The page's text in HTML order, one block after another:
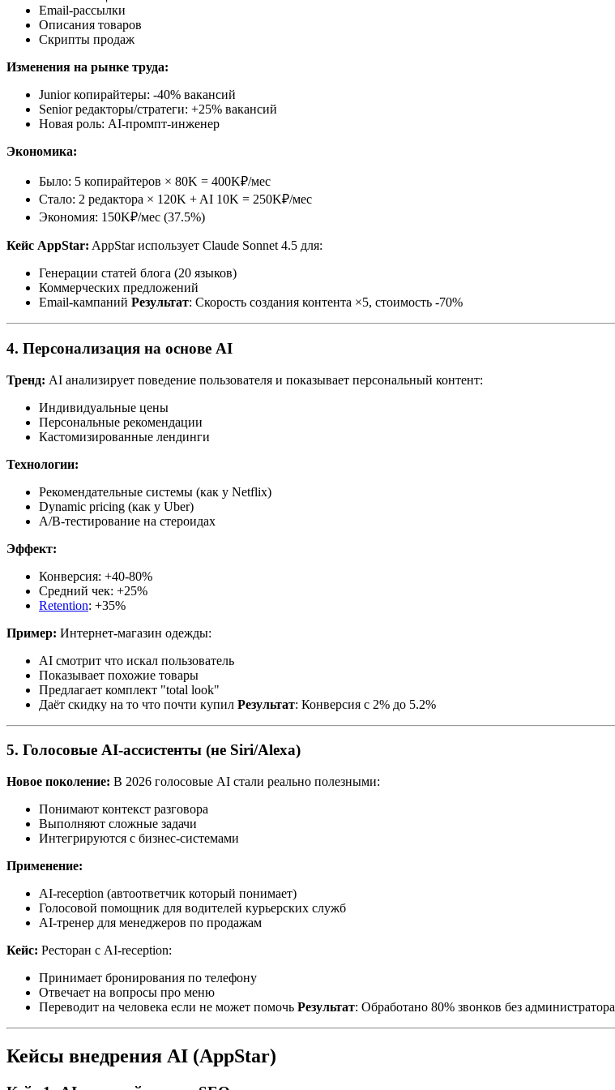
Email-рассылки
Описания товаров
Скрипты продаж
Изменения на рынке труда:
Junior копирайтеры: -40% вакансий
Senior редакторы/стратеги: +25% вакансий
Новая роль: AI-промпт-инженер
Экономика:
Было: 5 копирайтеров × 80K = 400K₽/мес
Стало: 2 редактора × 120K + AI 10K = 250K₽/мес
Экономия: 150K₽/мес (37.5%)
Кейс AppStar: AppStar использует Claude Sonnet 4.5 для:
Генерации статей блога (20 языков)
Коммерческих предложений
Email-кампаний Результат: Скорость создания контента ×5, стоимость -70%
4. Персонализация на основе AI
Тренд: AI анализирует поведение пользователя и показывает персональный контент:
Индивидуальные цены
Персональные рекомендации
Кастомизированные лендинги
Технологии:
Рекомендательные системы (как у Netflix)
Dynamic pricing (как у Uber)
A/B-тестирование на стероидах
Эффект:
Конверсия: +40-80%
Средний чек: +25%
Retention: +35%
Пример: Интернет-магазин одежды:
AI смотрит что искал пользователь
Показывает похожие товары
Предлагает комплект "total look"
Даёт скидку на то что почти купил Результат: Конверсия с 2% до 5.2%
5. Голосовые AI-ассистенты (не Siri/Alexa)
Новое поколение: В 2026 голосовые AI стали реально полезными:
Понимают контекст разговора
Выполняют сложные задачи
Интегрируются с бизнес-системами
Применение:
AI-reception (автоответчик который понимает)
Голосовой помощник для водителей курьерских служб
AI-тренер для менеджеров по продажам
Кейс: Ресторан с AI-reception:
Принимает бронирования по телефону
Отвечает на вопросы про меню
Переводит на человека если не может помочь Результат: Обработано 80% звонков без администратора
Кейсы внедрения AI (AppStar)